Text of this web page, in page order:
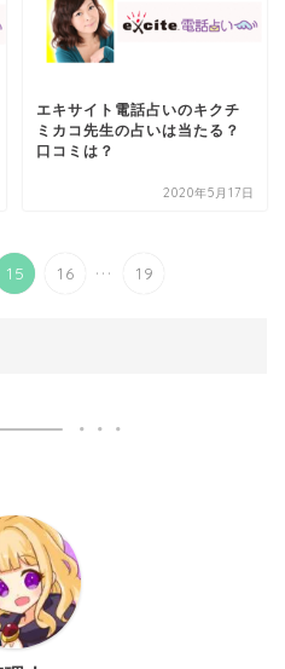
エキサイト電話占いのキクチ
ミカコ先生の占いは当たる？
口コミは？
2020年5月17日
15 16 ... 19